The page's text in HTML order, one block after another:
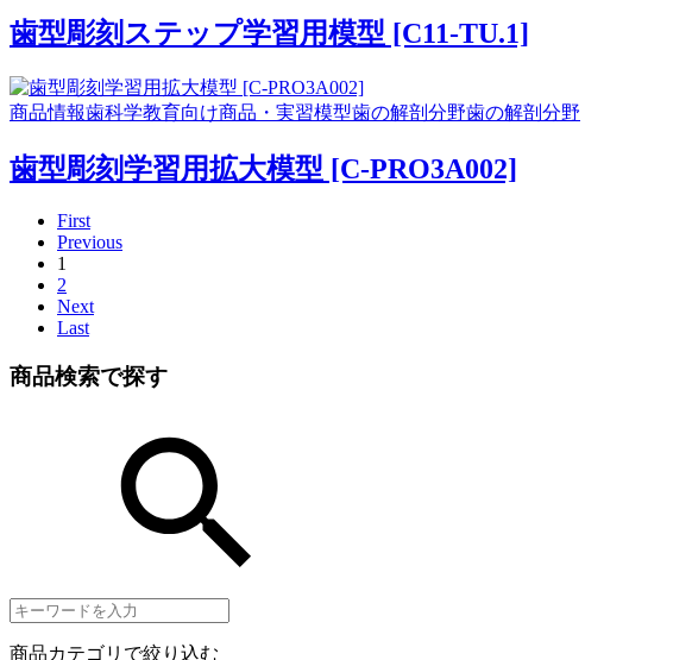
歯型彫刻ステップ学習用模型 [C11-TU.1]
商品情報歯科学教育向け商品・実習模型歯の解剖分野歯の解剖分野
歯型彫刻学習用拡大模型 [C-PRO3A002]
First
Previous
1
2
Next
Last
商品検索で探す
商品カテゴリで絞り込む